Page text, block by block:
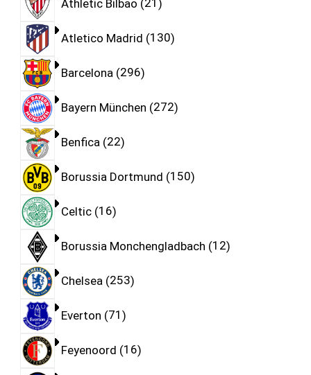
Athletic Bilbao 21
Atletico Madrid 130
Barcelona 296
Bayern München 272
Benfica 22
Borussia Dortmund 150
Celtic 16
Borussia Monchengladbach 12
Chelsea 253
Everton 71
Feyenoord 16